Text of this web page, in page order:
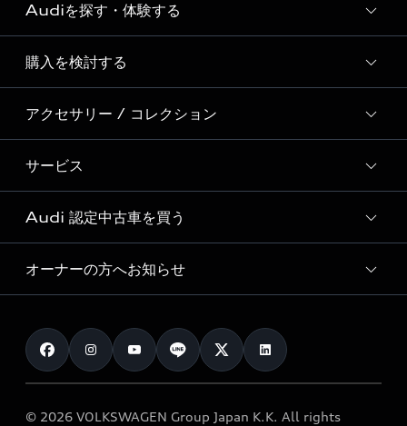
Audi ブランド
Story of Progress
Audi Sport
Formula 1®
デジタルサービス
Audiを探す・体験する
ディーラー検索
新車在庫検索
試乗車・展示車検索
見積り依頼
試乗予約
購入を検討する
モデル一覧
特別仕様モデル / 限定モデル
e-tronラインアップ
価格シミュレーション
車両比較
カタログ一覧
アクセサリー / コレクション
純正アクセサリー
オンラインショップ
Audi collection
アウディナビアプリ
サービス
サービス入庫予約
サービスプログラム
メンテナンス
車検 / 定期点検
e-tronアフターサポート
Audi 認定中古車を買う
Audi認定中古車
クオリティ
保証
メンテナンス
オーナーの方へお知らせ
お知らせ
オーナー様向けキャンペーン
© 2026 VOLKSWAGEN Group Japan K.K. All rights